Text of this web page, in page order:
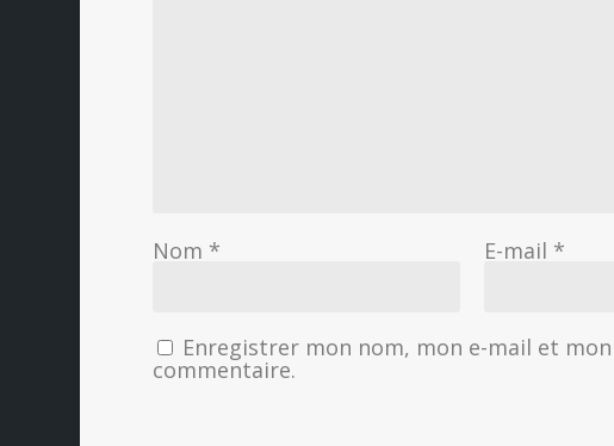
Nom * E-mail *
Enregistrer mon nom, mon e-mail et
commentaire.